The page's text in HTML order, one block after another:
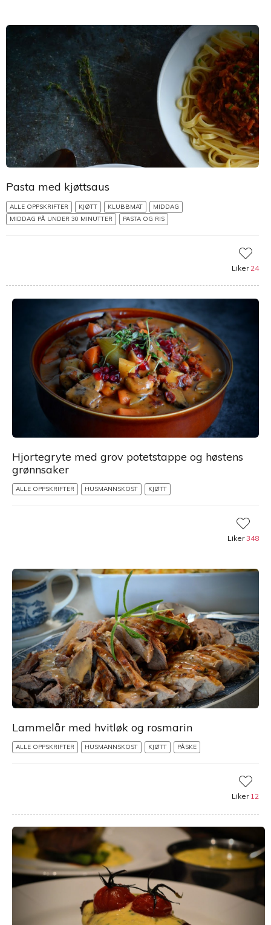
Pasta med kjøttsaus
ALLE OPPSKRIFTER KJØTT KLUBBMAT
MIDDAG
MIDDAG PÅ UNDER 30 MINUTTER
PASTA OG RIS
Liker 24
Hjortegryte med grov potetstappe og høstens
grønnsaker
ALLE OPPSKRIFTER HUSMANNSKOST KJØTT
Liker348
Lammelår med hvitløk og rosmarin
ALLE OPPSKRIFTER HUSMANNSKOST KJØTT PÅSKE
Liker 12